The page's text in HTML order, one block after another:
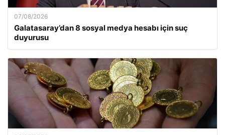
07/08/2026
Galatasaray’dan 8 sosyal medya hesabı için suç
duyurusu